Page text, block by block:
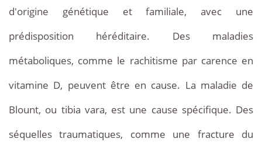
d'origine génétique et familiale, avec une
prédisposition héréditaire. Des maladies
métaboliques, comme le rachitisme par carence en
vitamine D, peuvent être en cause. La maladie de
Blount, ou tibia vara, est une cause spécifique. Des
séquelles traumatiques, comme une fracture du